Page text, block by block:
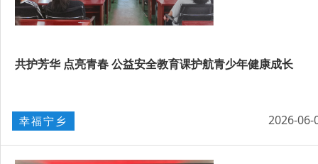
共护芳华 点亮青春 公益安全教育课护航青少年健康成长
幸福宁乡 2026-06-